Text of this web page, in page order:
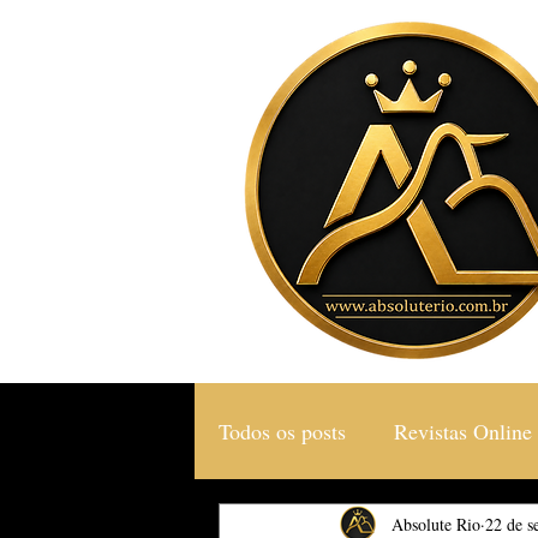
Todos os posts Revistas Online
Gastronomia & Turismo
Absolute Rio 22 de